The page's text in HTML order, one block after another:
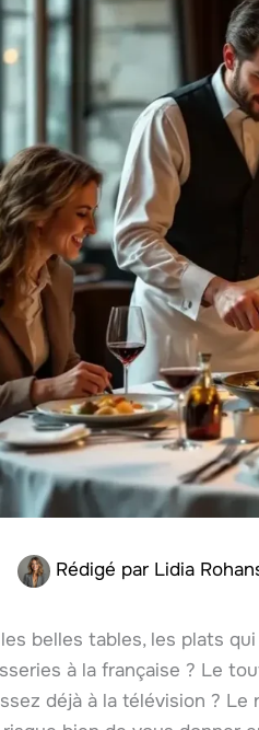
Rédigé par Lidia
belles tables, les plats
à la française ? Le
déjà à la télévision ?